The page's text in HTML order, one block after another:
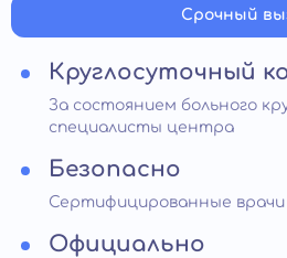
Срочный
Круглосуточный
За состоянием больного
специалисты центра
Безопасно
Сертифицированные
Официально